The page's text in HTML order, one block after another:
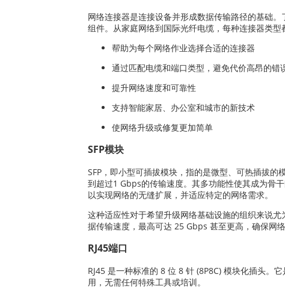
网络连接器是连接设备并形成数据传输路径的基础
组件。从家庭网络到国际光纤电缆，每种连接器类型
帮助为每个网络作业选择合适的连接器
通过匹配电缆和端口类型，避免代价高昂的错
提升网络速度和可靠性
支持智能家居、办公室和城市的新技术
使网络升级或修复更加简单
SFP模块
SFP，即小型可插拔模块，指的是微型、可热插拔的
到超过1 Gbps的传输速度。其多功能性使其成为骨
以实现网络的无缝扩展，并适应特定的网络需求。
这种适应性对于希望升级网络基础设施的组织来说
据传输速度，最高可达 25 Gbps 甚至更高，确保网
RJ45端口
RJ45 是一种标准的 8 位 8 针 (8P8C) 模块化插头。
用，无需任何特殊工具或培训。